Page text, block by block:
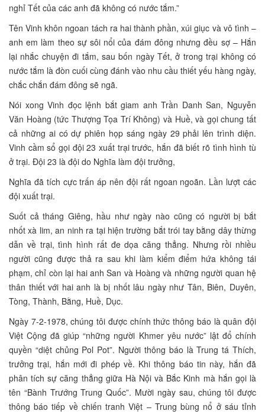
nghỉ Tết của các anh đã không có nước tắm.”
Tên Vinh khôn ngoan tách ra hai thành phần, xúi giục và vô tình –
anh em làm theo sự sôi nổi của đám đông nhưng đều sợ – Hắn
lại nhắc chuyện đi tắm, sau bốn ngày Tết, ở trong trại không có
nước tắm là đòn cuối cùng đánh vào nhu cầu thiết yếu hàng ngày,
chắc chắn đám đông sẽ ngã.
Nói xong Vinh đọc lệnh bắt giam anh Trần Danh San, Nguyễn
Văn Hoàng (tức Thượng Tọa Trí Không) và Huề, và gọi chung tất
cả những ai có dự phiên họp sáng ngày 29 phải lên trình diện.
Vinh cầm sổ gọi đội 23 xuất trại trước, hắn đã biết rõ tình hình tù
ở trại. Đội 23 là đội do Nghĩa làm đội trưởng,
Nghĩa đã tích cực trấn áp nên đội rất ngoan ngoãn. Lần lượt các
đội xuất trại.
Suốt cả tháng Giêng, hầu như ngày nào cũng có người bị bắt
nhốt xà lim, an ninh ra tại hiện trường bắt trói tay bằng dây thừng
dẫn về trại, tình hình rất đe dọa căng thẳng. Nhưng rồi nhiều
người cũng được thả ra sau khi làm kiểm điểm hứa không tái
phạm, chỉ còn lại hai anh San và Hoàng và những người quan hệ
thân thiết với hai anh là bị nhốt lâu ngày như Tân, Biên, Duyên,
Tòng, Thành, Bằng, Huề, Dục.
Ngày 7-2-1978, chúng tôi được chính thức thông báo là quân đội
Việt Cộng đã giúp “những người Khmer yêu nước” lật đổ chính
quyền “diệt chủng Pol Pot”. Người thông báo là Trung tá Thích,
trưởng trại, hắn mới đi phép về. Khi thông báo tin này, hắn đã
phân tích sự căng thẳng giữa Hà Nội và Bắc Kinh mà hắn gọi là
tên “Bành Trướng Trung Quốc”. Mười ngày sau, chúng tôi được
thông báo tiếp về chiến tranh Việt – Trung bùng nổ ở sáu tỉnh